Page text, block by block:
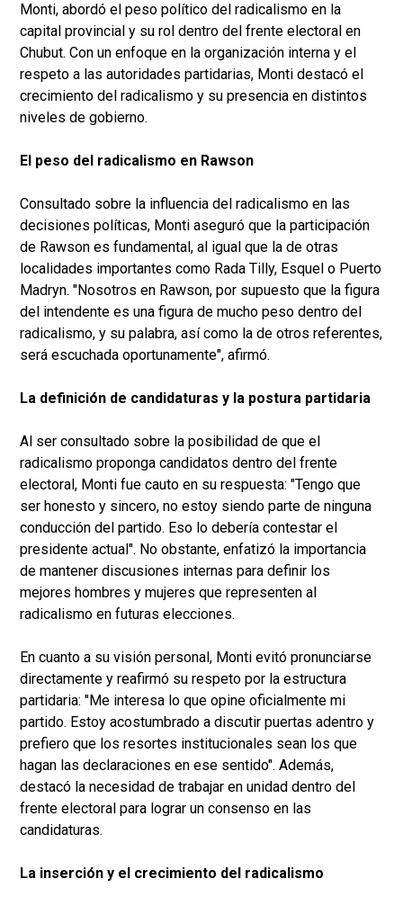
Monti, abordó el peso político del radicalismo en la
capital provincial y su rol dentro del frente electoral en
Chubut. Con un enfoque en la organización interna y el
respeto a las autoridades partidarias, Monti destacó el
crecimiento del radicalismo y su presencia en distintos
niveles de gobierno.
El peso del radicalismo en Rawson
Consultado sobre la influencia del radicalismo en las
decisiones políticas, Monti aseguró que la participación
de Rawson es fundamental, al igual que la de otras
localidades importantes como Rada Tilly, Esquel o Puerto
Madryn. "Nosotros en Rawson, por supuesto que la figura
del intendente es una figura de mucho peso dentro del
radicalismo, y su palabra, así como la de otros referentes,
será escuchada oportunamente", afirmó.
La definición de candidaturas y la postura partidaria
Al ser consultado sobre la posibilidad de que el
radicalismo proponga candidatos dentro del frente
electoral, Monti fue cauto en su respuesta: "Tengo que
ser honesto y sincero, no estoy siendo parte de ninguna
conducción del partido. Eso lo debería contestar el
presidente actual". No obstante, enfatizó la importancia
de mantener discusiones internas para definir los
mejores hombres y mujeres que representen al
radicalismo en futuras elecciones.
En cuanto a su visión personal, Monti evitó pronunciarse
directamente y reafirmó su respeto por la estructura
partidaria: "Me interesa lo que opine oficialmente mi
partido. Estoy acostumbrado a discutir puertas adentro y
prefiero que los resortes institucionales sean los que
hagan las declaraciones en ese sentido". Además,
destacó la necesidad de trabajar en unidad dentro del
frente electoral para lograr un consenso en las
candidaturas.
La inserción y el crecimiento del radicalismo